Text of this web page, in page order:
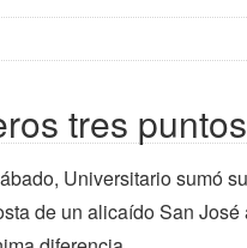
tres puntos
Universitario sumó
de un alicaído San José